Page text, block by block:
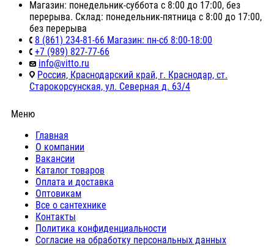
Магазин: понедельник-суббота с 8:00 до 17:00, без
перерыва. Склад: понедельник-пятница с 8:00 до 17:00,
без перерыва
8 (861) 234-81-66 Магазин: пн-сб 8:00-18:00
+7 (989) 827-77-66
info@vitto.ru
Россия, Краснодарский край, г. Краснодар, ст.
Старокорсунская, ул. Северная д. 63/4
Меню
Главная
О компании
Вакансии
Каталог товаров
Оплата и доставка
Оптовикам
Все о сантехнике
Контакты
Политика конфиденциальности
Согласие на обработку персональных данных